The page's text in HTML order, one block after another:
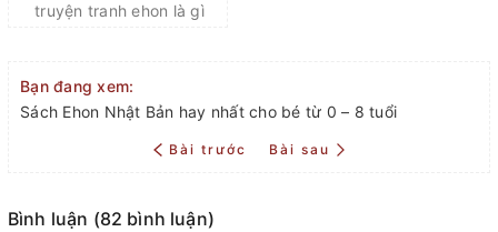
truyện tranh ehon là gì
Bạn đang xem:
Sách Ehon Nhật Bản hay nhất cho bé từ 0 – 8 tuổi
Bài trước Bài sau
Bình luận (82 bình luận)